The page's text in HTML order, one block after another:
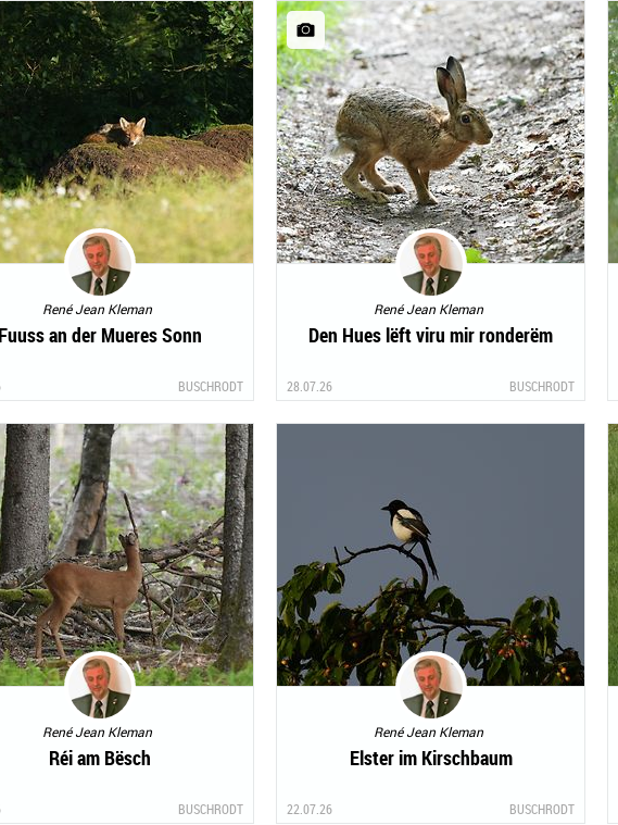
René Jean Kleman
Fuuss an der Mueres Sonn
BUSCHRODT
René Jean Kleman
Den Hues lëft viru mir ronderëm
28.07.26 BUSCHRODT
René Jean Kleman
Réi am Bësch
BUSCHRODT
René Jean Kleman
Elster im Kirschbaum
22.07.26 BUSCHRODT